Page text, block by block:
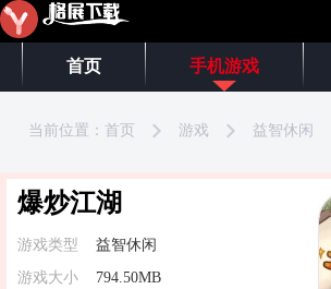
首页 手机游戏
当前位置： 首页 游戏 益智休闲
爆炒江湖
游戏类型
益智休闲
游戏大小
794.50MB